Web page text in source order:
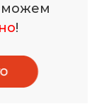
!